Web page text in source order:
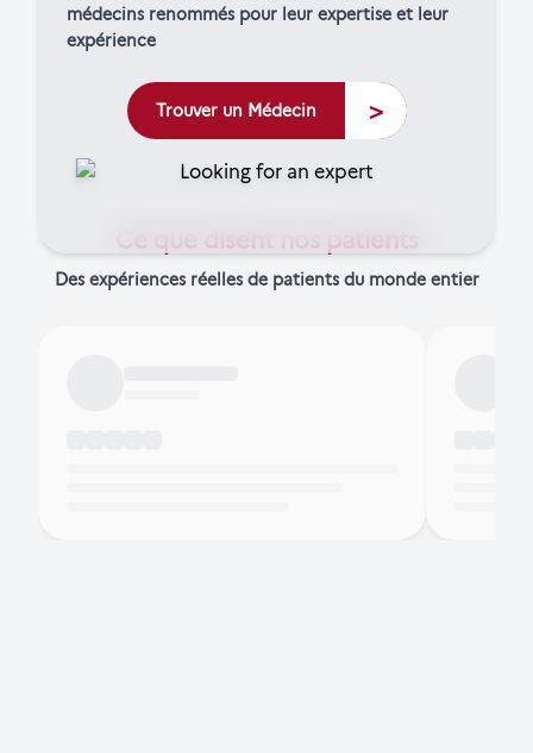
médecins renommés pour leur expertise et leur
expérience
Trouver un Médecin >
Ce que disent nos patients
Des expériences réelles de patients du monde entier